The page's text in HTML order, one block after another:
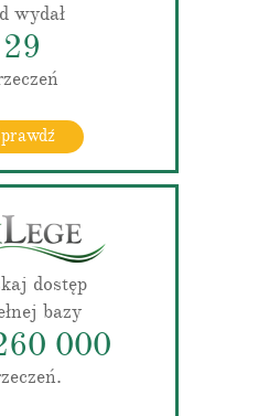
wydał
29
dostęp
bazy
000